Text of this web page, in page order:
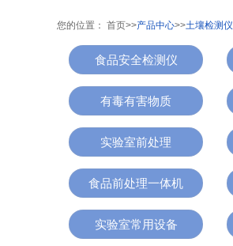
您的位置： 首页>>产品中心>>土壤检测仪
食品安全检测仪
有毒有害物质
实验室前处理
食品前处理一体机
实验室常用设备